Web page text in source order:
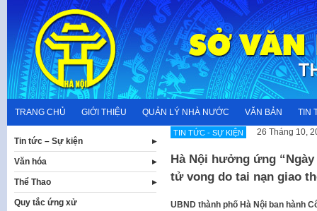
content
TRANG CHỦ GIỚI THIỆU QUẢN LÝ NHÀ NƯỚC VĂN BẢN TIN
TIN TỨC - SỰ KIỆN 26 Tháng 10,
Hà Nội hưởng ứng
tử vong do tai nạn giao
UBND thành phố Hà Nội ban hành
Tin tức – Sự kiện
Văn hóa
Thể Thao
Quy tắc ứng xử